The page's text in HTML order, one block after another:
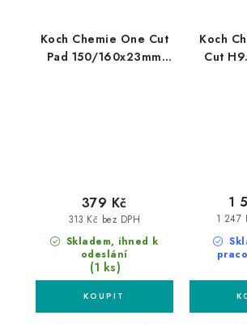
Koch Chemie One Cut
Pad 150/160x23mm
Skladem, ihned k
odeslání
(1 ks)
313 Kč bez DPH
379 Kč
Koch
Cut
1 247
1